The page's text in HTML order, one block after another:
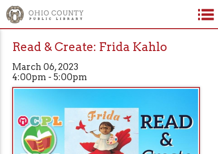
Read & Create: Frida Kahlo
March 06, 2023
4:00pm - 5:00pm